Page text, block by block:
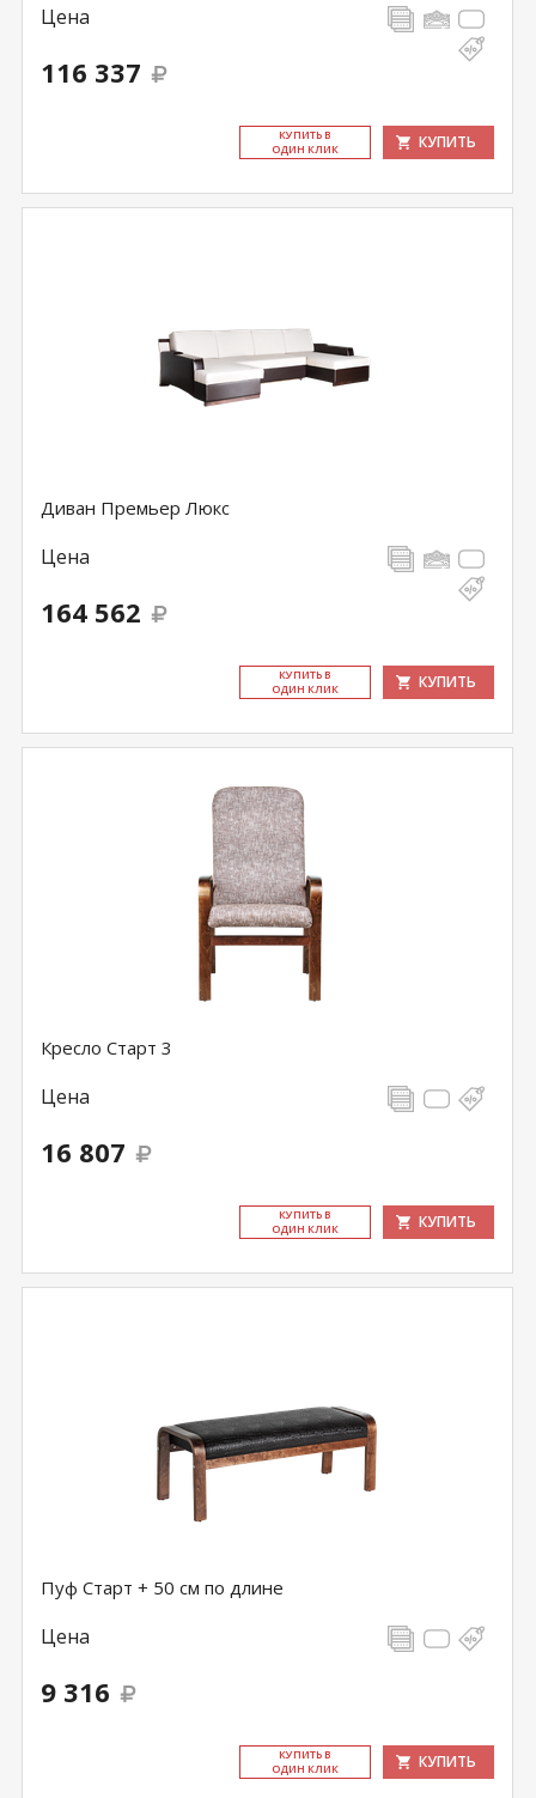
Цена
116 337
КУ­ПИТЬ В
ОДИН КЛИК
КУПИТЬ
Диван Премьер Люкс
Цена
164 562
КУ­ПИТЬ В
ОДИН КЛИК
КУПИТЬ
Кресло Старт 3
Цена
16 807
КУ­ПИТЬ В
ОДИН КЛИК
КУПИТЬ
Пуф Старт + 50 см по длине
Цена
9 316
КУ­ПИТЬ В
ОДИН КЛИК
КУПИТЬ